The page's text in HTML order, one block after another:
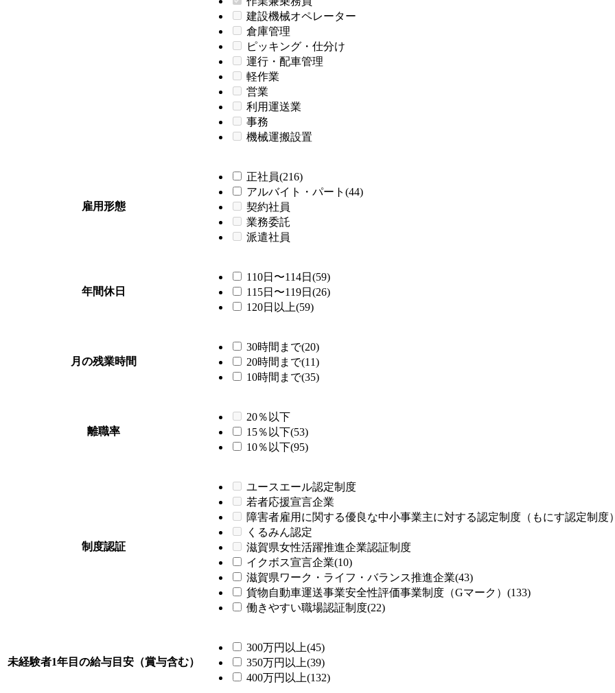
建設機械オペレーター
倉庫管理
ピッキング・仕分け
運行・配車管理
軽作業
営業
利用運送業
事務
機械運搬設置
雇用形態
正社員(216)
アルバイト・パート(44)
契約社員
業務委託
派遣社員
年間休日
110日〜114日(59)
115日〜119日(26)
120日以上(59)
月の残業時間
30時間まで(20)
20時間まで(11)
10時間まで(35)
離職率
20％以下
15％以下(53)
10％以下(95)
制度認証
ユースエール認定制度
若者応援宣言企業
障害者雇用に関する優良な中小事業主に対する認定制度（もにす認定制度
くるみん認定
滋賀県女性活躍推進企業認証制度
イクボス宣言企業(10)
滋賀県ワーク・ライフ・バランス推進企業(43)
貨物自動車運送事業安全性評価事業制度（Gマーク）(133)
働きやすい職場認証制度(22)
未経験者1年目の給与目安（賞与含む）
300万円以上(45)
350万円以上(39)
400万円以上(132)